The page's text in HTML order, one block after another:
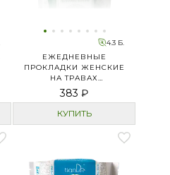
4.3 Б.
ЕЖЕДНЕВНЫЕ
ПРОКЛАДКИ ЖЕНСКИЕ
НА ТРАВАХ
«НЕФРИТОВАЯ
СВЕЖЕСТЬ»
СУПЕРТОНКИЕ
383 ₽
КУПИТЬ